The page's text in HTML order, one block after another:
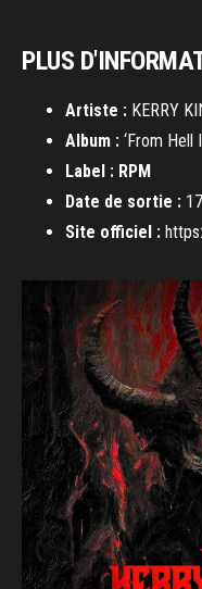
PLUS
Artiste : KERRY
Album : ‘From Hell
Label : RPM
Date de sortie :
Site officiel :